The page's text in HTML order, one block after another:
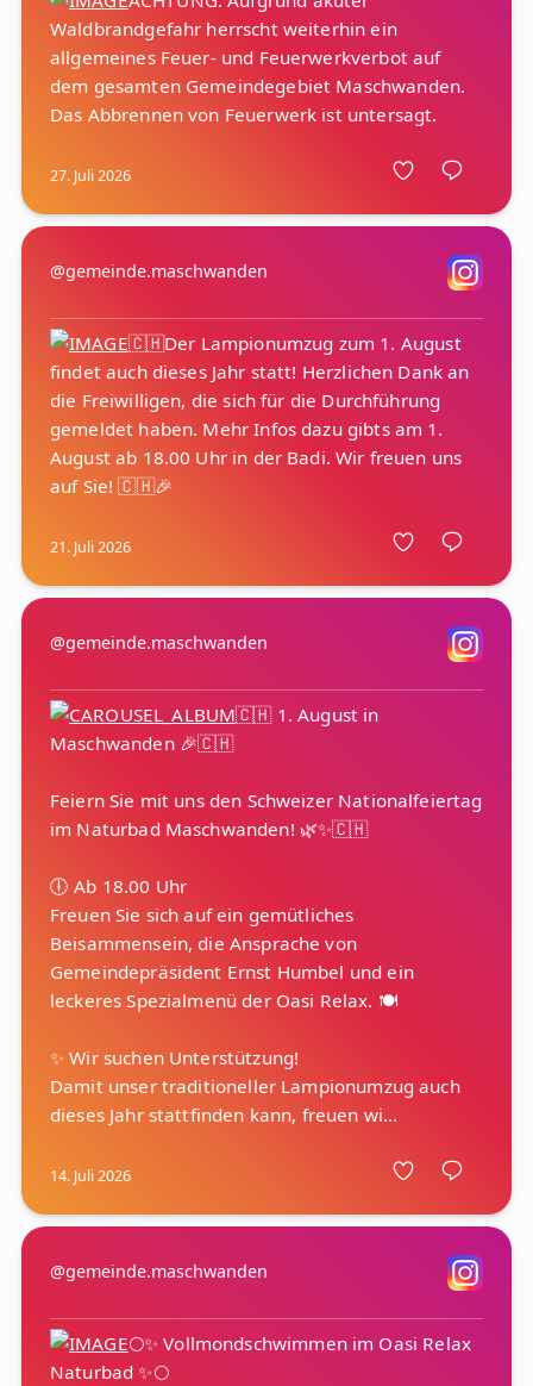
Waldbrandgefahr herrscht weiterhin ein
allgemeines Feuer- und Feuerwerkverbot auf
dem gesamten Gemeindegebiet Maschwanden.
27. Juli 2026
@gemeinde.maschwanden
🇨🇭Der Lampionumzug zum 1. August
findet auch dieses Jahr statt! Herzlichen Dank an
die Freiwilligen, die sich für die Durchführung
gemeldet haben. Mehr Infos dazu gibts am 1.
August ab 18.00 Uhr in der Badi. Wir freuen uns
21. Juli 2026
@gemeinde.maschwanden
🇨🇭 1. August in
Maschwanden 🎉🇨🇭
Feiern Sie mit uns den Schweizer Nationalfeiertag
im Naturbad Maschwanden! 🌿✨🇨🇭
🕕 Ab 18.00 Uhr
Freuen Sie sich auf ein gemütliches
Beisammensein, die Ansprache von
Gemeindepräsident Ernst Humbel und ein
leckeres Spezialmenü der Oasi Relax. 🍽️
✨ Wir suchen Unterstützung!
Damit unser traditioneller Lampionumzug auch
14. Juli 2026
@gemeinde.maschwanden
🌕✨ Vollmondschwimmen im Oasi Relax
Naturbad ✨🌕